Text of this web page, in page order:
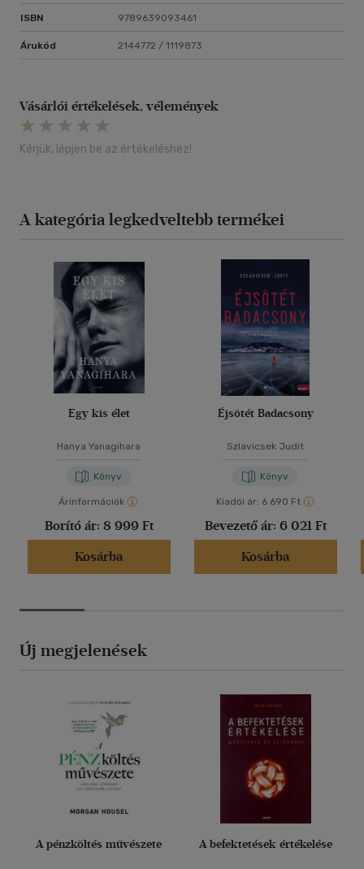
ISBN 9789639093461
Árukód 2144772 / 1119873
Vásárlói értékelések, vélemények
Kérjük, lépjen be az értékeléshez!
A kategória legkedveltebb termékei
Egy kis élet
Hanya Yanagihara
Könyv
Árinformációk
Borító ár: 8 999 Ft
Kosárba
Éjsötét Badacsony
Szlavicsek Judit
Könyv
Kiadói ár: 6 690 Ft
Bevezető ár: 6 021 Ft
Kosárba
Új megjelenések
A pénzköltés művészete A befektetések értékelése